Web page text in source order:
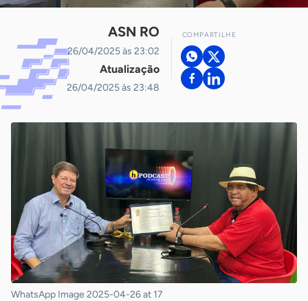
ASN RO
26/04/2025 às 23:02
Atualização
26/04/2025 às 23:48
COMPARTILHE
WhatsApp Image 2025-04-26 at 17